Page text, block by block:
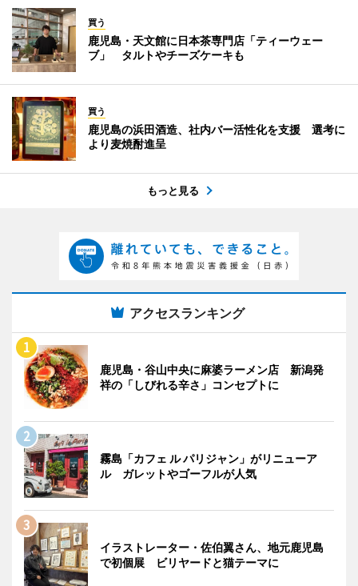
買う
鹿児島・天文館に日本茶専門店「ティーウェー
ブ」 タルトやチーズケーキも
買う
鹿児島の浜田酒造、社内バー活性化を支援 選考に
より麦焼酎進呈
もっと見る
アクセスランキング
鹿児島・谷山中央に麻婆ラーメン店 新潟発
祥の「しびれる辛さ」コンセプトに
霧島「カフェ ル パリジャン」がリニューア
ル ガレットやゴーフルが人気
イラストレーター・佐伯翼さん、地元鹿児島
で初個展 ビリヤードと猫テーマに